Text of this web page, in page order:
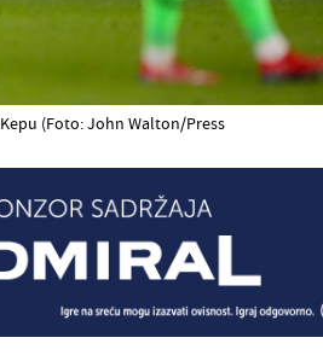
(Foto: John Walton/Press